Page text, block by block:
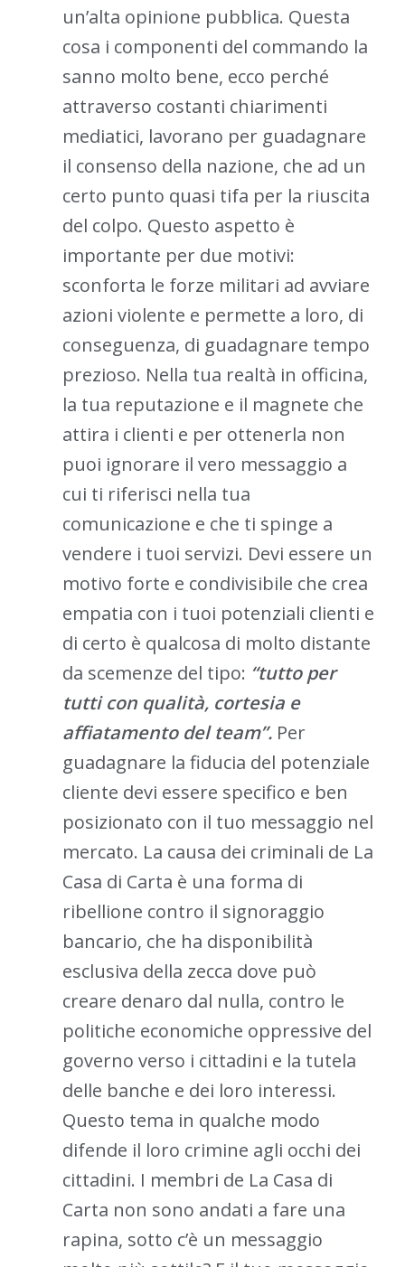
un’alta opinione pubblica. Questa
cosa i componenti del commando la
sanno molto bene, ecco perché
attraverso costanti chiarimenti
mediatici, lavorano per guadagnare
il consenso della nazione, che ad un
certo punto quasi tifa per la riuscita
del colpo. Questo aspetto è
importante per due motivi:
sconforta le forze militari ad avviare
azioni violente e permette a loro, di
conseguenza, di guadagnare tempo
prezioso. Nella tua realtà in officina,
la tua reputazione e il magnete che
attira i clienti e per ottenerla non
puoi ignorare il vero messaggio a
cui ti riferisci nella tua
comunicazione e che ti spinge a
vendere i tuoi servizi. Devi essere un
motivo forte e condivisibile che crea
empatia con i tuoi potenziali clienti e
di certo è qualcosa di molto distante
da scemenze del tipo: “tutto per
tutti con qualità, cortesia e
affiatamento del team”. Per
guadagnare la fiducia del potenziale
cliente devi essere specifico e ben
posizionato con il tuo messaggio nel
mercato. La causa dei criminali de La
Casa di Carta è una forma di
ribellione contro il signoraggio
bancario, che ha disponibilità
esclusiva della zecca dove può
creare denaro dal nulla, contro le
politiche economiche oppressive del
governo verso i cittadini e la tutela
delle banche e dei loro interessi.
Questo tema in qualche modo
difende il loro crimine agli occhi dei
cittadini. I membri de La Casa di
Carta non sono andati a fare una
rapina, sotto c’è un messaggio